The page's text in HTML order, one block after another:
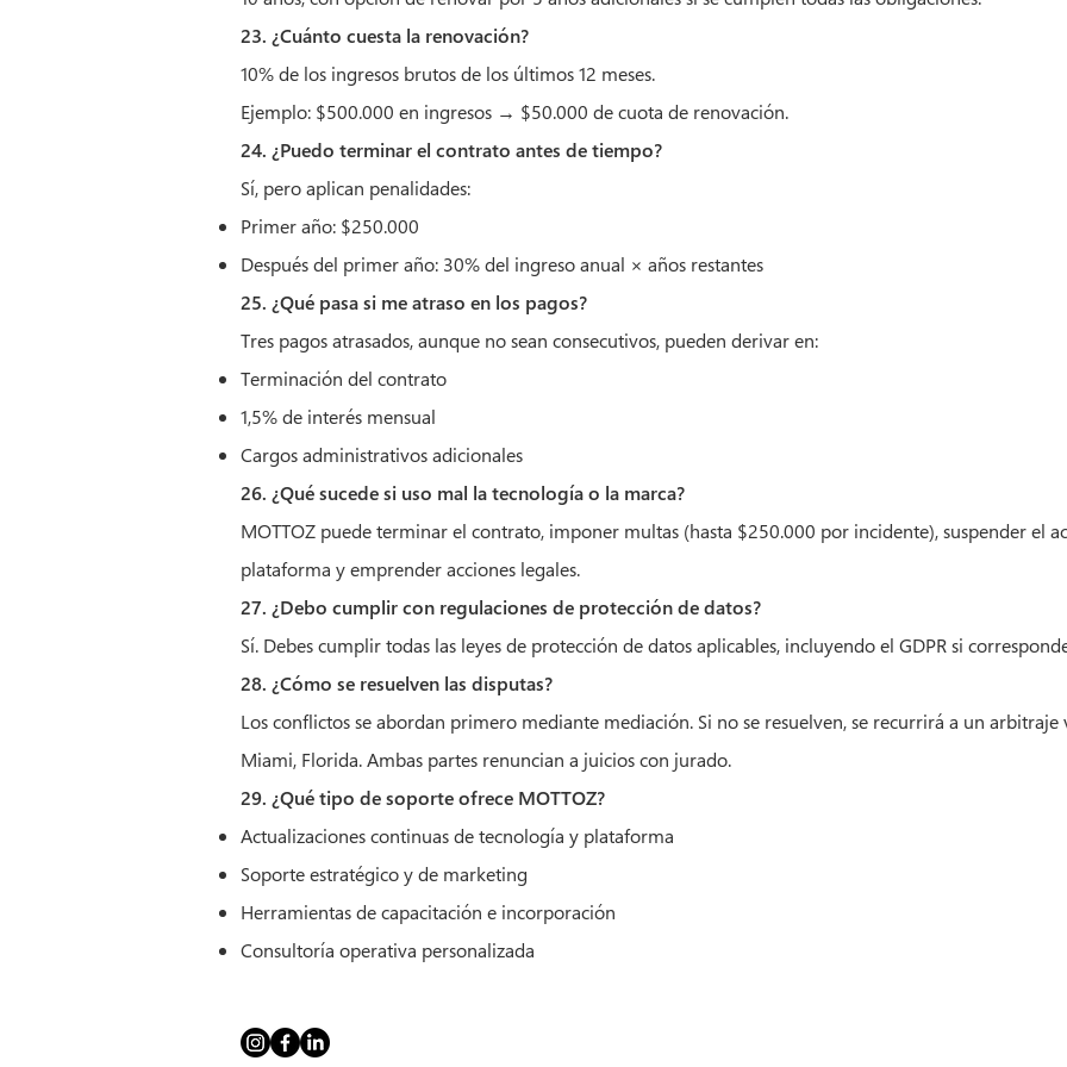
23. ¿Cuánto cuesta la renovación?
10% de los ingresos brutos de los últimos 12 meses.
Ejemplo: $500.000 en ingresos → $50.000 de cuota de renovación.
24. ¿Puedo terminar el contrato antes de tiempo?
Sí, pero aplican penalidades:
Primer año: $250.000
Después del primer año: 30% del ingreso anual × años restantes
25. ¿Qué pasa si me atraso en los pagos?
Tres pagos atrasados, aunque no sean consecutivos, pueden derivar en:
Terminación del contrato
1,5% de interés mensual
Cargos administrativos adicionales
26. ¿Qué sucede si uso mal la tecnología o la marca?
MOTTOZ puede terminar el contrato, imponer multas (hasta $250.000 por incidente), suspender el
plataforma y emprender acciones legales.
27. ¿Debo cumplir con regulaciones de protección de datos?
Sí. Debes cumplir todas las leyes de protección de datos aplicables, incluyendo el GDPR si
28. ¿Cómo se resuelven las disputas?
Los conflictos se abordan primero mediante mediación. Si no se resuelven, se recurrirá a un arbitraje
Miami, Florida. Ambas partes renuncian a juicios con jurado.
29. ¿Qué tipo de soporte ofrece MOTTOZ?
Actualizaciones continuas de tecnología y plataforma
Soporte estratégico y de marketing
Herramientas de capacitación e incorporación
Consultoría operativa personalizada